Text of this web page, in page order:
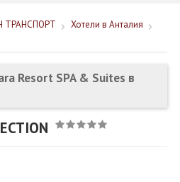
ТРАНСПОРТ
Хотели в Анталия
Resort SPA & Suites в